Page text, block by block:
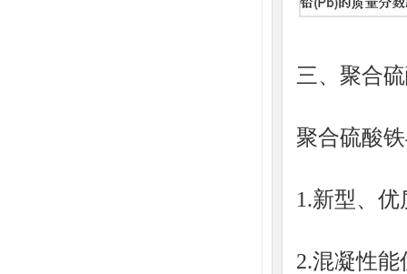
三、聚合
聚合硫酸
1.新型、
2.混凝性